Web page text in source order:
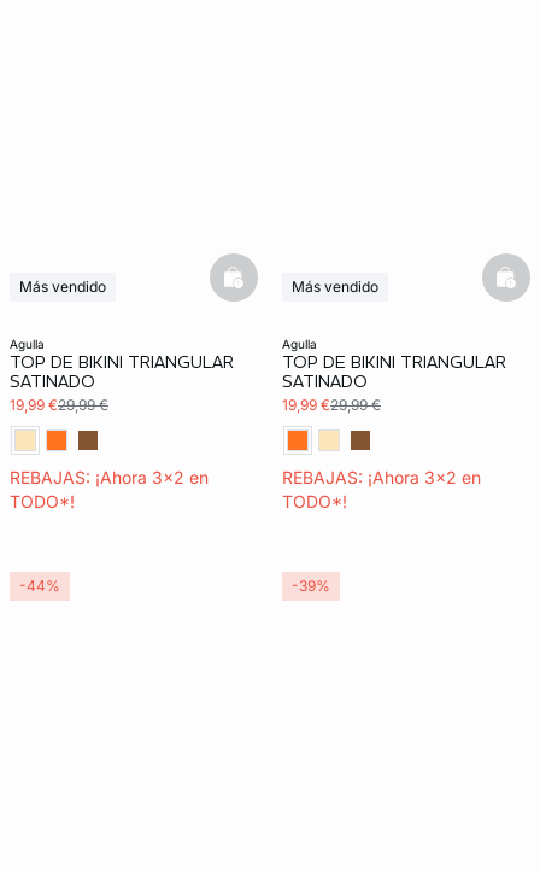
agulla
TOP DE BIKINI TRIANGULAR
SATINADO
19,99 €29,99 €
REBAJAS: ¡Ahora 3x2 en
TODO*!
Más vendido
3x2 REBAJAS
basketfull
agulla
TOP DE BIKINI TRIANGULAR
SATINADO
19,99 €29,99 €
REBAJAS: ¡Ahora 3x2 en
TODO*!
Más vendido
-44% -39%